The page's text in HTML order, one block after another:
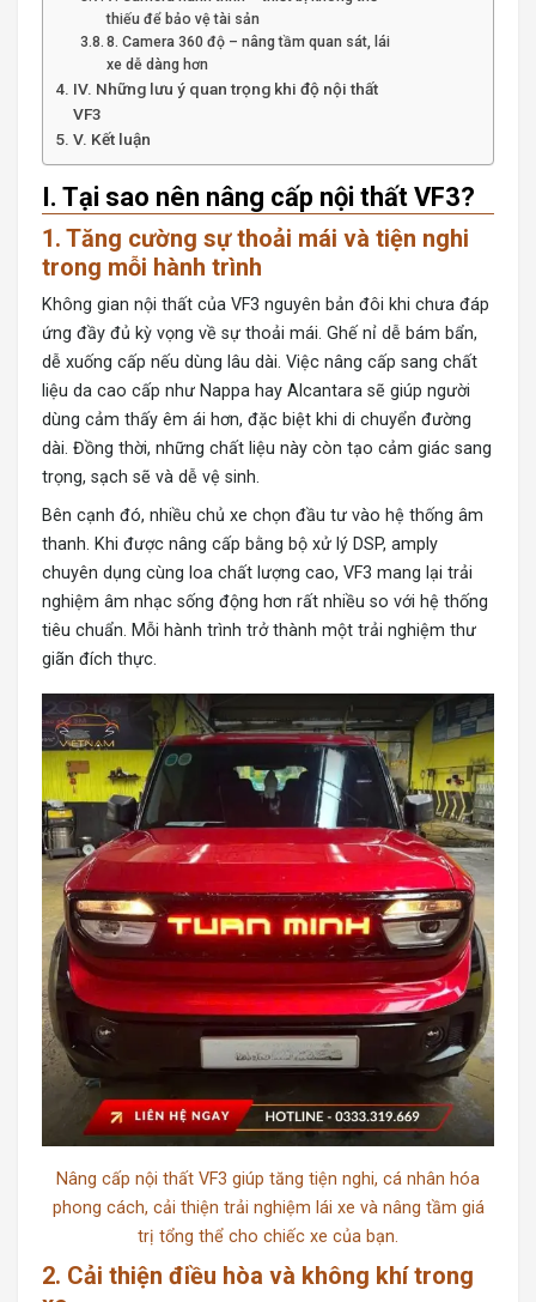
thiếu để bảo vệ tài sản
8. Camera 360 độ – nâng tầm quan sát, lái
xe dễ dàng hơn
IV. Những lưu ý quan trọng khi độ nội thất
VF3
V. Kết luận
I. Tại sao nên nâng cấp nội thất VF3?
1. Tăng cường sự thoải mái và tiện nghi
trong mỗi hành trình
Không gian nội thất của VF3 nguyên bản đôi khi chưa đáp
ứng đầy đủ kỳ vọng về sự thoải mái. Ghế nỉ dễ bám bẩn,
dễ xuống cấp nếu dùng lâu dài. Việc nâng cấp sang chất
liệu da cao cấp như Nappa hay Alcantara sẽ giúp người
dùng cảm thấy êm ái hơn, đặc biệt khi di chuyển đường
dài. Đồng thời, những chất liệu này còn tạo cảm giác sang
trọng, sạch sẽ và dễ vệ sinh.
Bên cạnh đó, nhiều chủ xe chọn đầu tư vào hệ thống âm
thanh. Khi được nâng cấp bằng bộ xử lý DSP, amply
chuyên dụng cùng loa chất lượng cao, VF3 mang lại trải
nghiệm âm nhạc sống động hơn rất nhiều so với hệ thống
tiêu chuẩn. Mỗi hành trình trở thành một trải nghiệm thư
giãn đích thực.
Nâng cấp nội thất VF3 giúp tăng tiện nghi, cá nhân hóa
phong cách, cải thiện trải nghiệm lái xe và nâng tầm giá
trị tổng thể cho chiếc xe của bạn.
2. Cải thiện điều hòa và không khí trong